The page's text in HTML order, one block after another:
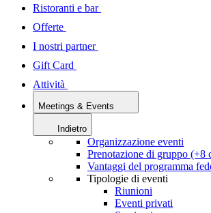
Ristoranti e bar
Offerte
I nostri partner
Gift Card
Attività
Meetings & Events
Indietro
Organizzazione eventi
Prenotazione di gruppo (+8
Vantaggi del programma
Tipologie di eventi
Riunioni
Eventi privati